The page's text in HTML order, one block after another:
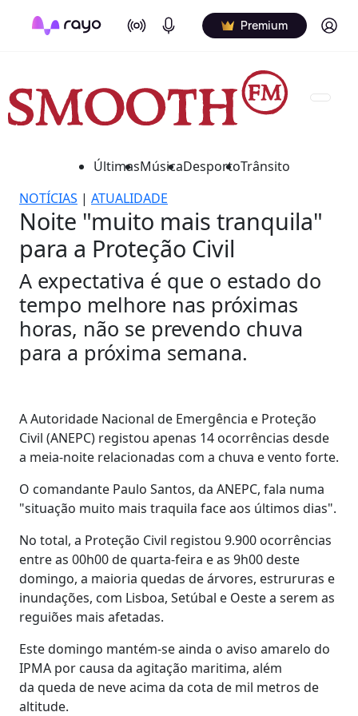
On Air Podcasts Premium Log in
ÚltimasMúsicaDesportoTrânsito
NOTÍCIAS | ATUALIDADE
Noite "muito mais tranquila"
para a Proteção Civil
A expectativa é que o estado do
tempo melhore nas próximas
horas, não se prevendo chuva
para a próxima semana.
A Autoridade Nacional de Emergência e Proteção
Civil (ANEPC) registou apenas 14 ocorrências desde
a meia-noite relacionadas com a chuva e vento forte.
O comandante Paulo Santos, da ANEPC, fala numa
"situação muito mais traquila face aos últimos dias".
No total, a Proteção Civil registou 9.900 ocorrências
entre as 00h00 de quarta-feira e as 9h00 deste
domingo, a maioria quedas de árvores, estrururas e
inundações, com Lisboa, Setúbal e Oeste a serem as
reguiões mais afetadas.
Este domingo mantém-se ainda o aviso amarelo do
IPMA por causa da agitação maritima, além
da queda de neve acima da cota de mil metros de
altitude.